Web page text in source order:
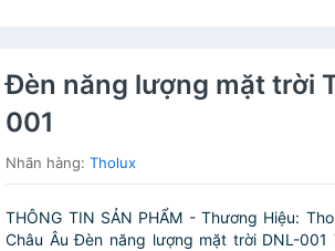
Đèn năng lượng mặt trời
001
Nhãn hàng:Tholux
THÔNG TIN SẢN PHẨM - Thương Hiệu:
Châu Âu Đèn năng lượng mặt trời DNL-001